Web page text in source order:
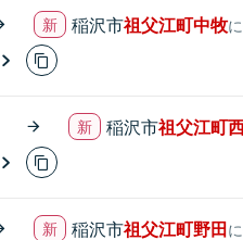
稲沢市祖父江町中牧
稲沢市祖父江町
稲沢市祖父江町野田